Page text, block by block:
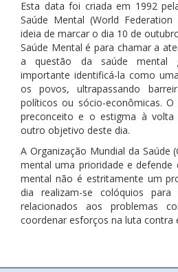
Esta data foi criada em 1992
Saúde Mental (World
ideia de marcar o dia 10 de
Saúde Mental é para chamar a
a questão da saúde mental
importante identificá-la como
os povos, ultrapassando barre
políticos ou sócio-econômicas.
preconceito e o estigma à volta
outro objetivo deste dia.
A Organização Mundial da Saúde
mental uma prioridade e defende
mental não é estritamente um
dia realizam-se colóquios
relacionados aos problemas
coordenar esforços na luta contra